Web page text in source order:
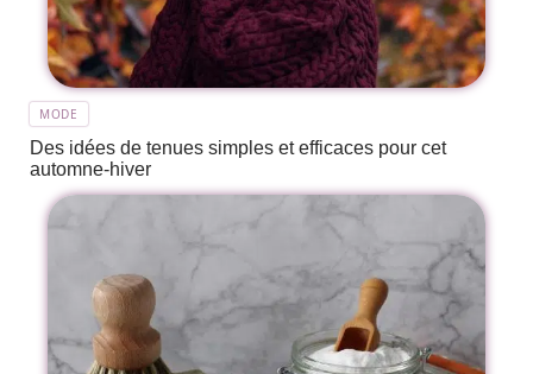
MODE
Des idées de tenues simples et efficaces pour cet
automne-hiver